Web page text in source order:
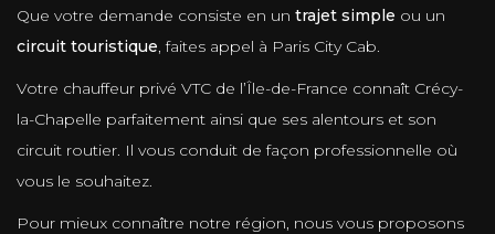
Que votre demande consiste en un trajet simple ou un
circuit touristique, faites appel à Paris City Cab.
Votre chauffeur privé VTC de l’Île-de-France connaît Crécy-
la-Chapelle parfaitement ainsi que ses alentours et son
circuit routier. Il vous conduit de façon professionnelle où
vous le souhaitez.
Pour mieux connaître notre région, nous vous proposons